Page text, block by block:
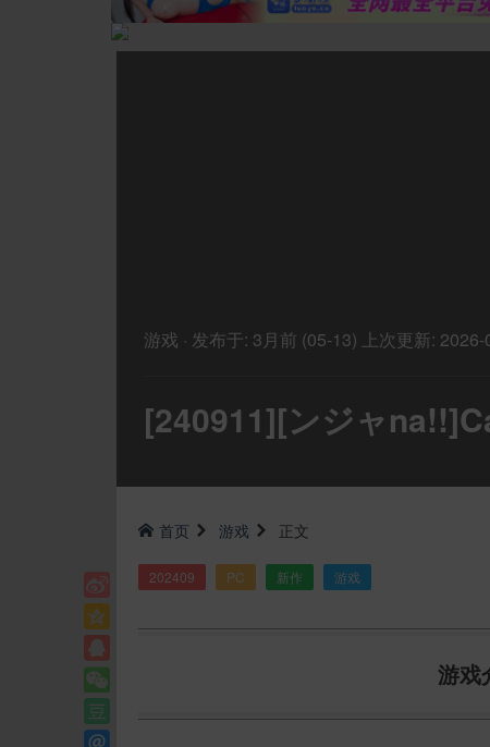
游戏 · 发布于: 3月前 (05-13) 上次更新: 2026-
[240911][ンジャ
首页 游戏 正文
202409 PC 新作 游戏
游戏